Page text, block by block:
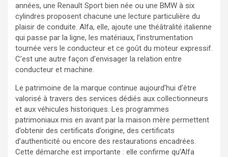
années, une Renault Sport bien née ou une BMW à six
cylindres proposent chacune une lecture particulière du
plaisir de conduite. Alfa, elle, ajoute une théâtralité italienne
qui passe par la ligne, les matériaux, l’instrumentation
tournée vers le conducteur et ce goût du moteur expressif.
C’est une autre façon d’envisager la relation entre
conducteur et machine.
Le patrimoine de la marque continue aujourd’hui d’être
valorisé à travers des services dédiés aux collectionneurs
et aux véhicules historiques. Les programmes
patrimoniaux mis en avant par la maison mère permettent
d’obtenir des certificats d’origine, des certificats
d’authenticité ou encore des restaurations encadrées.
Cette démarche est importante : elle confirme qu’Alfa